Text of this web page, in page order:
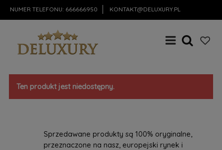
NUMER TELEFONU: 666666950 KONTAKT@DELUXURY.PL
Ten produkt jest niedostępny.
Sprzedawane produkty są 100% oryginalne,
przeznaczone na nasz, europejski rynek i